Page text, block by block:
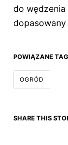
do
POWIĄZANE
OGRÓD
SHARE THIS